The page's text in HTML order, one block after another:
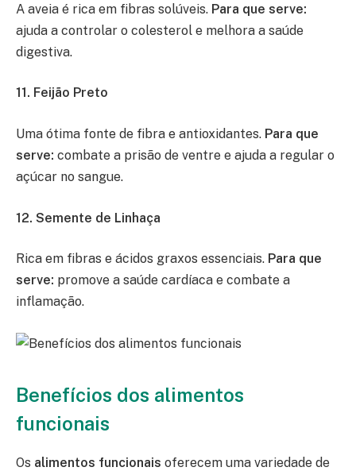
A aveia é rica em fibras solúveis. Para que serve:
ajuda a controlar o colesterol e melhora a saúde
digestiva.
11. Feijão Preto
Uma ótima fonte de fibra e antioxidantes. Para que
serve: combate a prisão de ventre e ajuda a regular o
açúcar no sangue.
12. Semente de Linhaça
Rica em fibras e ácidos graxos essenciais. Para que
serve: promove a saúde cardíaca e combate a
inflamação.
Benefícios dos alimentos
funcionais
Os alimentos funcionais oferecem uma variedade de